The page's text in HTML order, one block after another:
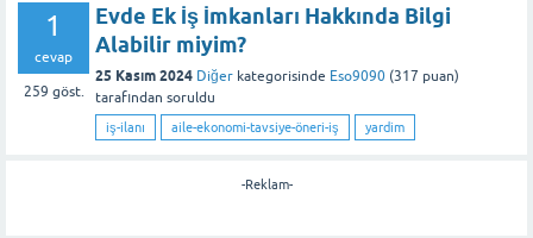
1
cevap
259 göst.
Evde Ek İş İmkanları Hakkında Bilgi
Alabilir miyim?
25 Kasım 2024 Diğer kategorisinde Eso9090 (317 puan)
tarafından soruldu
iş-ilanı aile-ekonomi-tavsiye-öneri-iş yardim
-Reklam-